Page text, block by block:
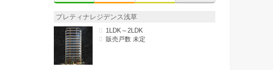
プレティナレジデンス浅草
1LDK～2LDK
販売戸数 未定